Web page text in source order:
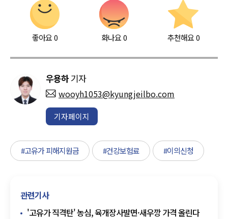
좋아요0 화나요0 추천해요 0
우용하기자
wooyh1053@kyungjeilbo.com
기자페이지
#고유가 피해지원금 #건강보험료 #이의신청
관련기사
'고유가 직격탄' 농심, 육개장사발면·새우깡 가격 올린다